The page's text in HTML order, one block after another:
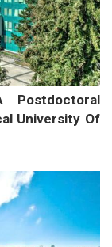
University Of